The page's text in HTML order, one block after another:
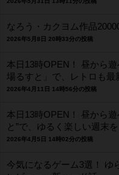
なろう・カクヨム作品
2026年5月8日 20時33分の投稿
本日13時OPEN！ 昼から
場るすと」で、レトロも最
2026年4月11日 14時56分の投稿
本日13時OPEN！ 昼から
と”で、ゆるく楽しい週末を
2026年4月5日 14時02分の投稿
今気になるゲーム3選！ ゆ